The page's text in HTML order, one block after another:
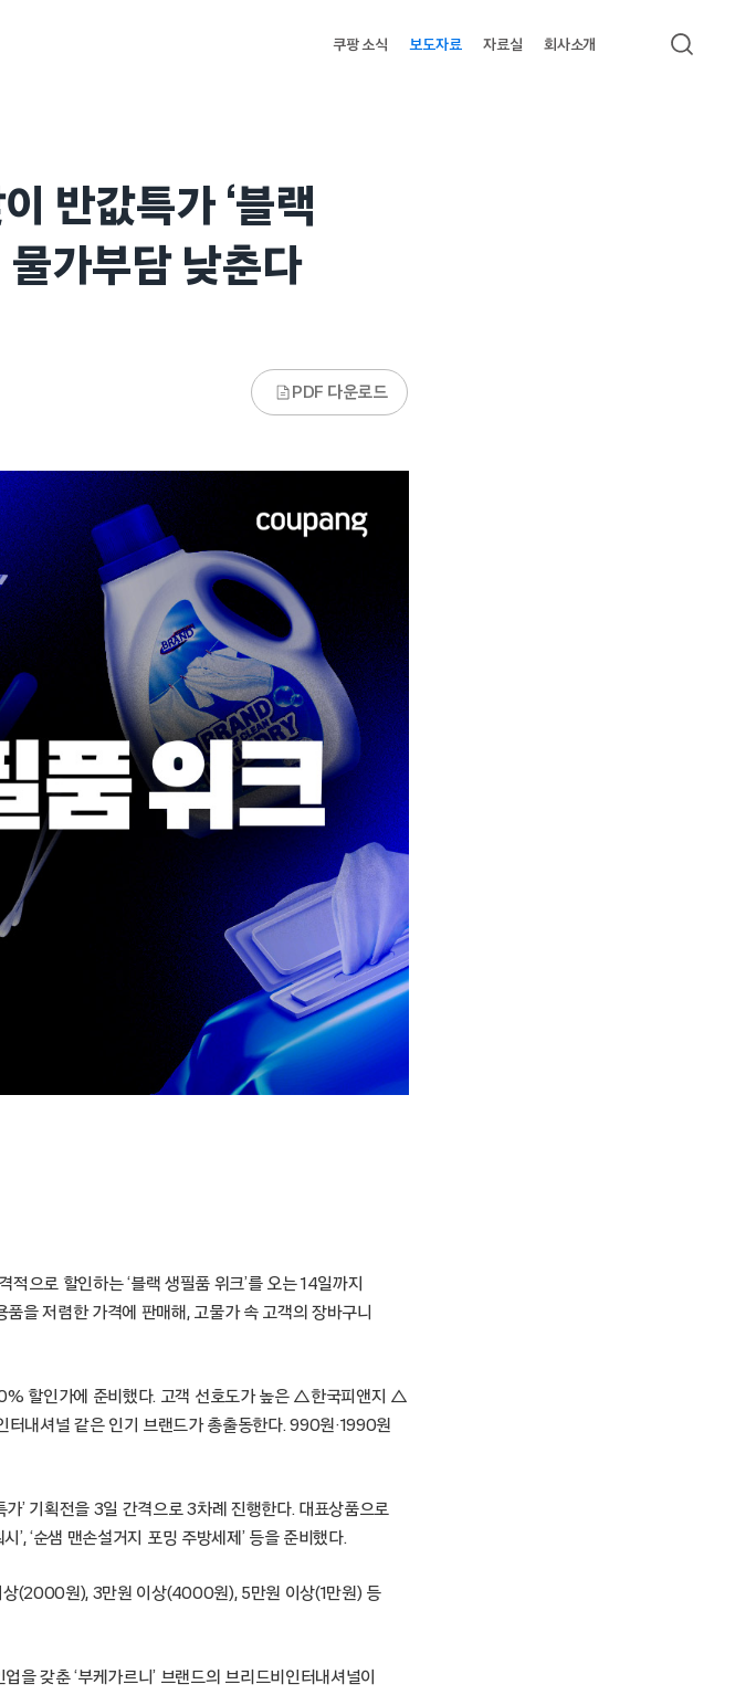
쿠팡 소식 보도자료 자료실 회사소개 검색
반값특가 ‘블랙
가부담 낮춘다
PDF 다운로드
으로 할인하는 ‘블랙 생필품 위크’를 오는 14일까지
을 저렴한 가격에 판매해, 고물가 속 고객의 장바구니
할인가에 준비했다. 고객 선호도가 높은 △한국피앤지 △
셔널 같은 인기 브랜드가 총출동한다. 990원·1990원
’ 기획전을 3일 간격으로 3차례 진행한다. 대표상품으로
’, ‘순샘 맨손설거지 포밍 주방세제’ 등을 준비했다.
상(2000원), 3만원 이상(4000원), 5만원 이상(1만원) 등
을 갖춘 ‘부케가르니’ 브랜드의 브리드비인터내셔널이